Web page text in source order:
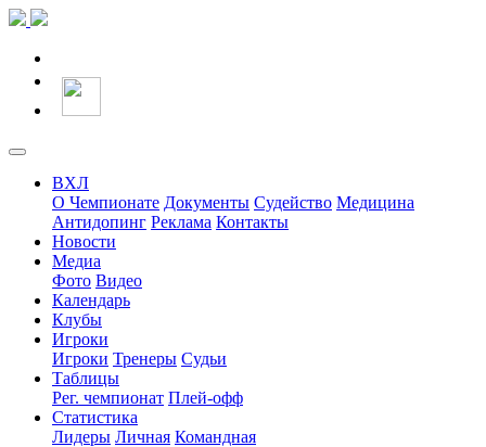
ВХЛ
О Чемпионате Документы Судейство Медицина
Антидопинг Реклама Контакты
Новости
Медиа
Фото Видео
Календарь
Клубы
Игроки
Игроки Тренеры Судьи
Таблицы
Рег. чемпионат Плей-офф
Статистика
Лидеры Личная Командная